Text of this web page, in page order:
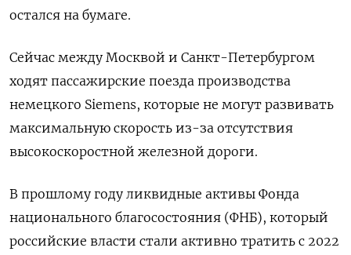
остался на бумаге.
Сейчас между Москвой и Санкт-Петербургом
ходят пассажирские поезда производства
немецкого Siemens, которые не могут развивать
максимальную скорость из-за отсутствия
высокоскоростной железной дороги.
В прошлому году ликвидные активы Фонда
национального благосостояния (ФНБ), который
российские власти стали активно тратить с 2022